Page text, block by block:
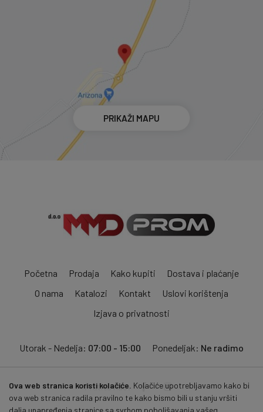
PRIKAŽI MAPU
Početna Prodaja Kako kupiti
Dostava i plaćanje
O nama
Katalozi Kontakt
Uslovi korištenja
Izjava o privatnosti
Utorak - Nedelja: 07:00 - 15:00 Ponedeljak: Ne radimo
Pratite nas:
Ova web stranica koristi kolačiće. Kolačiće upotrebljavamo kako bi
ova web stranica radila pravilno te kako bismo bili u stanju vršiti
dalja unapređenja stranice sa svrhom poboljšavanja vašeg